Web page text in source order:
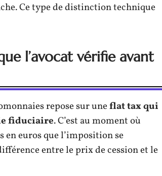
Ce type de distinction technique
l’avocat vérifie avant
repose sur uneflat tax qui
fiduciaire. C’est au moment où
euros que l’imposition se
entre le prix de cession et le